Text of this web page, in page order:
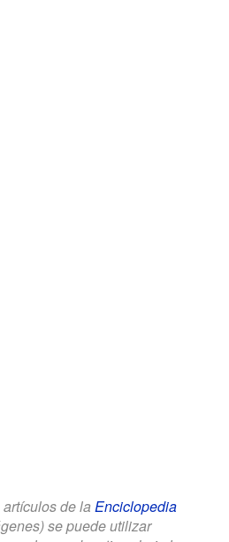
de la Enciclopedia
se puede utilizar